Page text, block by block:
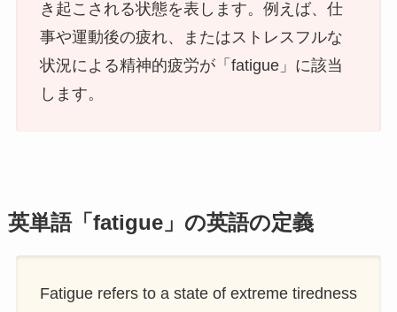
き起こされる状態を表します。例えば、仕
事や運動後の疲れ、またはストレスフルな
状況による精神的疲労が「fatigue」に該当
します。
英単語「fatigue」の英語の定義
Fatigue refers to a state of extreme tiredness